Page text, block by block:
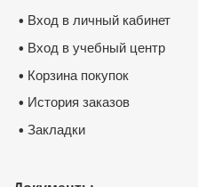
• Вход в личный кабинет
• Вход в учебный центр
• Корзина покупок
• История заказов
• Закладки